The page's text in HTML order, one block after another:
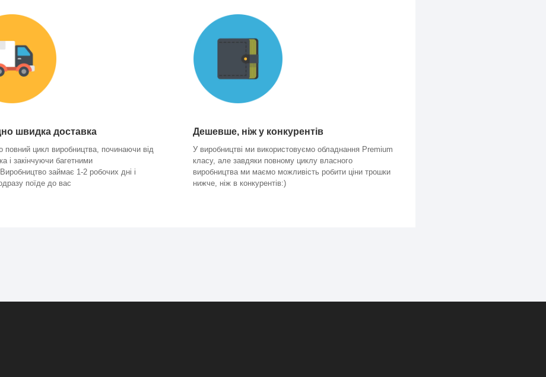
швидка доставка
повний цикл виробництва, починаючи від
і закінчуючи багетними
займає 1-2 робочих дні і
поїде до вас
Дешевше, ніж у конкурентів
У виробництві ми використовуємо обладнання Premium
класу, але завдяки повному циклу власного
виробництва ми маємо можливість робити ціни трошки
нижче, ніж в конкурентів:)